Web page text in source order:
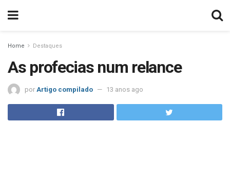
Home Destaques
As profecias num relance
por Artigo compilado 13 anos ago